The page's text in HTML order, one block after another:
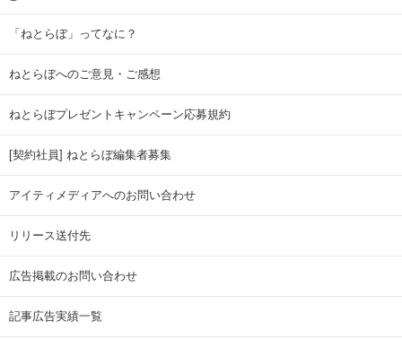
「ねとらぼ」ってなに？
ねとらぼへのご意見・ご感想
ねとらぼプレゼントキャンペーン応募規約
[契約社員] ねとらぼ編集者募集
アイティメディアへのお問い合わせ
リリース送付先
広告掲載のお問い合わせ
記事広告実績一覧